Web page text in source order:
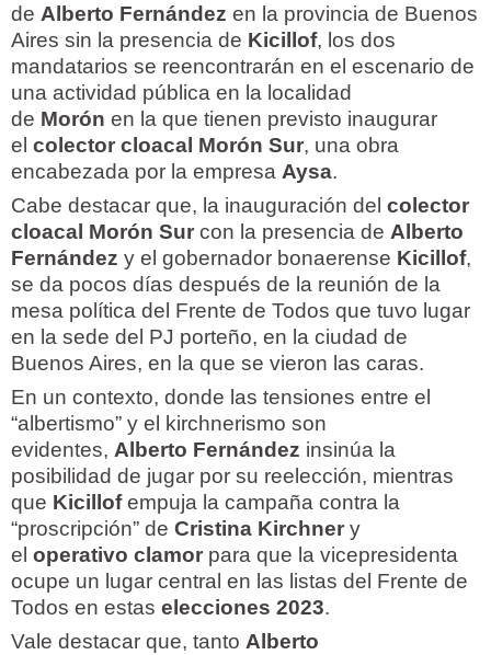
de Alberto Fernández en la provincia de Buenos
Aires sin la presencia de Kicillof, los dos
mandatarios se reencontrarán en el escenario de
una actividad pública en la localidad
de Morón en la que tienen previsto inaugurar
el colector cloacal Morón Sur, una obra
encabezada por la empresa Aysa.
Cabe destacar que, la inauguración del colector
cloacal Morón Sur con la presencia de Alberto
Fernández y el gobernador bonaerense Kicillof,
se da pocos días después de la reunión de la
mesa política del Frente de Todos que tuvo lugar
en la sede del PJ porteño, en la ciudad de
Buenos Aires, en la que se vieron las caras.
En un contexto, donde las tensiones entre el
“albertismo” y el kirchnerismo son
evidentes, Alberto Fernández insinúa la
posibilidad de jugar por su reelección, mientras
que Kicillofempuja la campaña contra la
“proscripción” de Cristina Kirchner y
el operativo clamor para que la vicepresidenta
ocupe un lugar central en las listas del Frente de
Todos en estas elecciones 2023.
Vale destacar que, tanto Alberto